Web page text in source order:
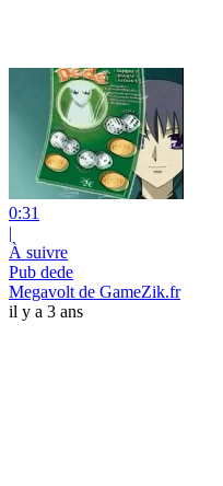
0:31
|
À suivre
Pub dede
Megavolt de GameZik.fr
il y a 3 ans